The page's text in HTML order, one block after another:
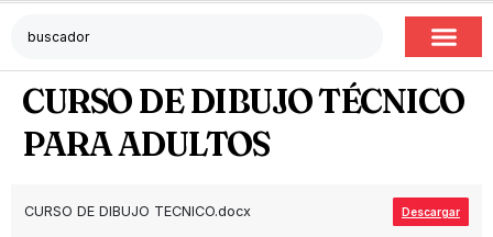
CURSO DE DIBUJO TÉCNICO
PARA ADULTOS
CURSO DE DIBUJO TECNICO.docx Descargar